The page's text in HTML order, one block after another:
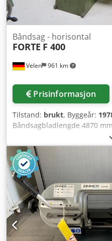
Velen 961 km
Båndsag - horisontal
FORTE F 400
Prisinformasjon
Tilstand: brukt, Byggeår:
Båndsagbladlengde 4870
Bordhøyde 640 mm Maks.
Skjærehastighet 40 - 120 m/
4870 x 27 x 0,9 mm
effektbehov 3,0 kW
x 1,0 x 1,5 m Manuell
Hydraulisk
Inkl. 4 stk. reservedrager for